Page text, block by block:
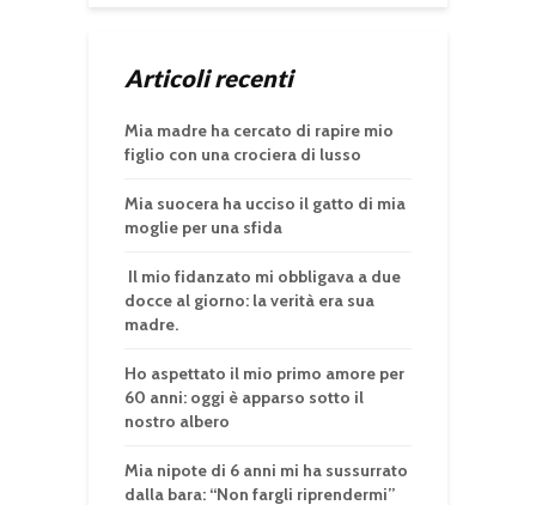
Articoli recenti
Mia madre ha cercato di rapire mio
figlio con una crociera di lusso
Mia suocera ha ucciso il gatto di mia
moglie per una sfida
Il mio fidanzato mi obbligava a due
docce al giorno: la verità era sua
madre.
Ho aspettato il mio primo amore per
60 anni: oggi è apparso sotto il
nostro albero
Mia nipote di 6 anni mi ha sussurrato
dalla bara: “Non fargli riprendermi”